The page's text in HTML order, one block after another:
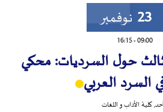
23 نوفمبر
09:00
-
16:15
حول السرديات: محكي
السرد العربي
,كلية الأداب و اللغات